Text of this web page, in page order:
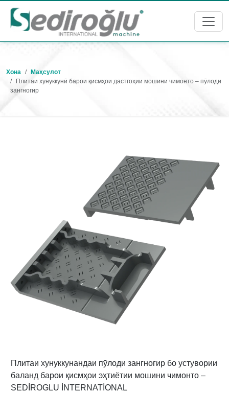
Хона
Маҳсулот
Плитаи хунуккунӣ барои қисмҳои дастгоҳии мошини чимонто – пӯлоди
зангногир
Плитаи хунуккунандаи пӯлоди зангногир бо устувории
баланд барои қисмҳои эҳтиётии мошини чимонто –
SEDİROGLU İNTERNATİONAL